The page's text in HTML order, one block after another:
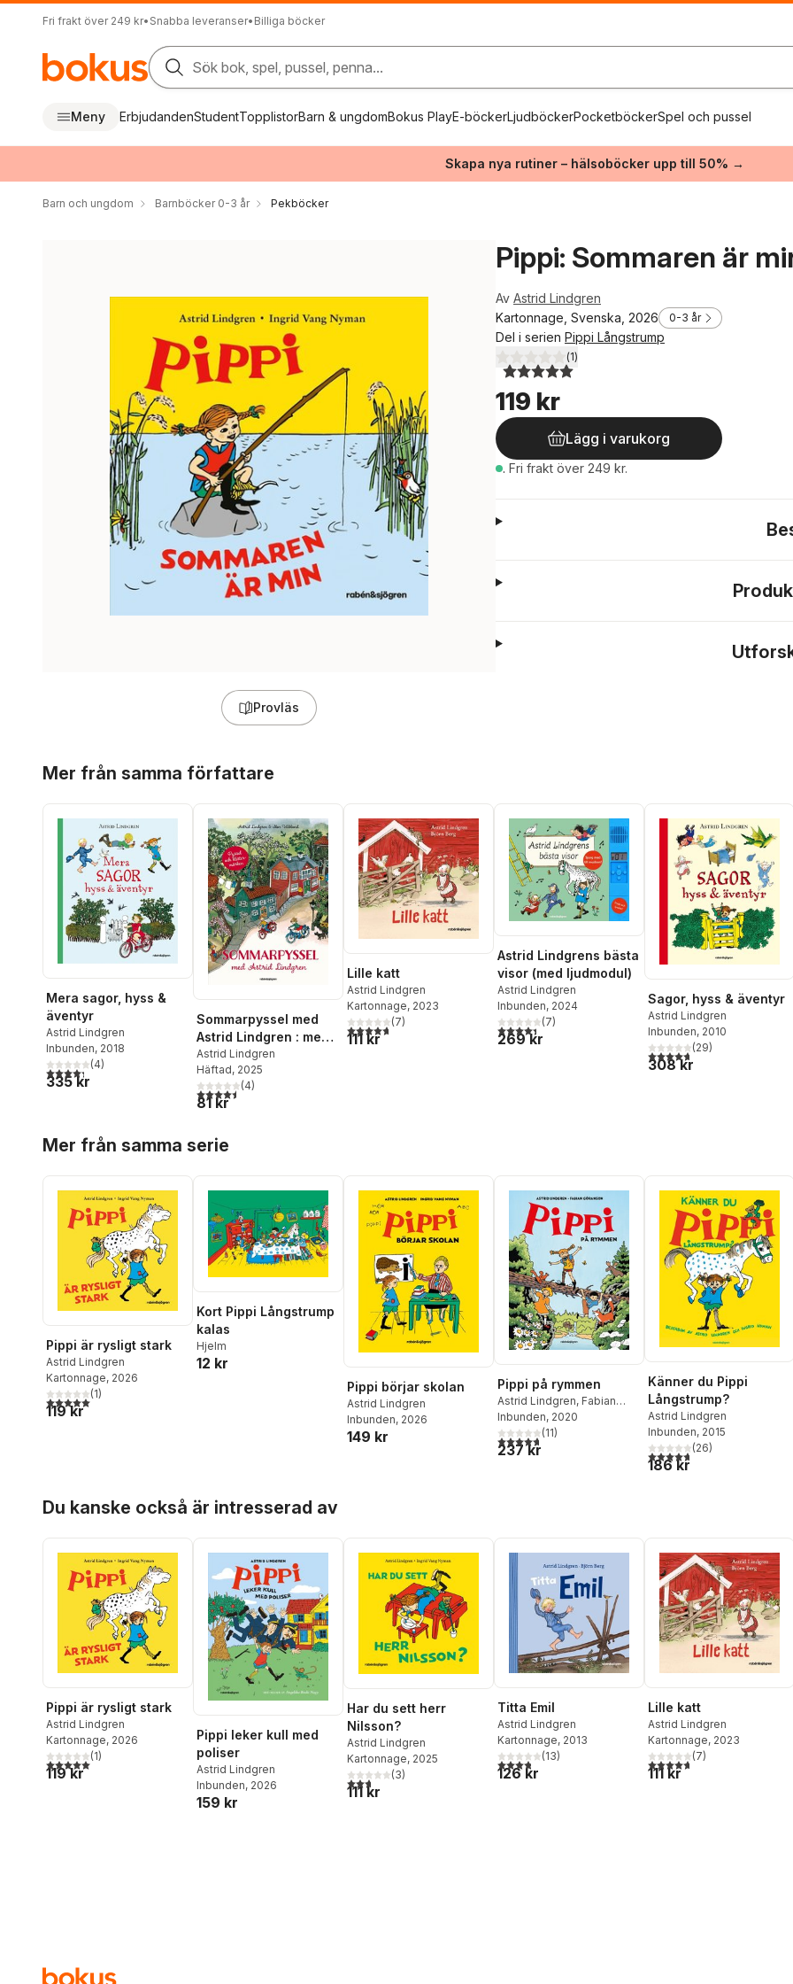
Fri frakt över 249 kr• Snabba leveranser• Billiga böcker
Sök bok, spel, pussel, penna...
Meny ErbjudandenStudentTopplistorBarn & ungdomBokus PlayE-böckerLjudböckerPocketböckerSpel och pussel
Skapa nya rutiner – hälsoböcker upp till 50% →
Barn och ungdom Barnböcker 0-3 år Pekböcker
Provläs
Pippi: Sommaren är
Av Astrid Lindgren
Kartonnage, Svenska, 2026
0-3 år
Del i serien Pippi Långstrump
5,0utav 5 stjärnor. Totalt antal röster:
(1)
119 kr
Lägg i varukorg
. Fri frakt över 249 kr.
Mer från samma författare
Mera sagor, hyss &
äventyr
Astrid Lindgren
Inbunden, 2018
4,3utav 5 stjärnor. Totalt antal röster:
(4)
335 kr
Sommarpyssel med
Astrid Lindgren : med
klistermärken
Astrid Lindgren
Häftad, 2025
4,5utav 5 stjärnor. Totalt antal röster:
(4)
81 kr
Lille katt
Astrid Lindgren
Kartonnage, 2023
4,7utav 5 stjärnor. Totalt antal röster:
(7)
111 kr
Astrid Lindgrens bästa
visor (med ljudmodul)
Astrid Lindgren
Inbunden, 2024
4,4utav 5 stjärnor. Totalt antal röster:
(7)
269 kr
Sagor, hyss & äventyr
Astrid Lindgren
Inbunden, 2010
4,7utav 5 stjärnor. Totalt
(29)
308 kr
Mer från samma serie
Pippi är rysligt stark
Astrid Lindgren
Kartonnage, 2026
5,0utav 5 stjärnor. Totalt antal röster:
(1)
119 kr
Kort Pippi Långstrump
kalas
Hjelm
12 kr
Pippi börjar skolan
Astrid Lindgren
Inbunden, 2026
149 kr
Pippi på rymmen
Astrid Lindgren, Fabian
Göranson
Inbunden, 2020
4,7utav 5 stjärnor. Totalt antal röster:
(11)
237 kr
Känner du Pippi
Långstrump?
Astrid Lindgren
Inbunden, 2015
4,7utav 5 stjärnor. Totalt
(26)
186 kr
Du kanske också är intresserad av
Pippi är rysligt stark
Astrid Lindgren
Kartonnage, 2026
5,0utav 5 stjärnor. Totalt antal röster:
(1)
119 kr
Pippi leker kull med
poliser
Astrid Lindgren
Inbunden, 2026
159 kr
Har du sett herr
Nilsson?
Astrid Lindgren
Kartonnage, 2025
2,7utav 5 stjärnor. Totalt antal röster:
(3)
111 kr
Titta Emil
Astrid Lindgren
Kartonnage, 2013
3,8utav 5 stjärnor. Totalt antal röster:
(13)
126 kr
Lille katt
Astrid Lindgren
Kartonnage, 2023
4,7utav 5 stjärnor. Totalt
(7)
111 kr